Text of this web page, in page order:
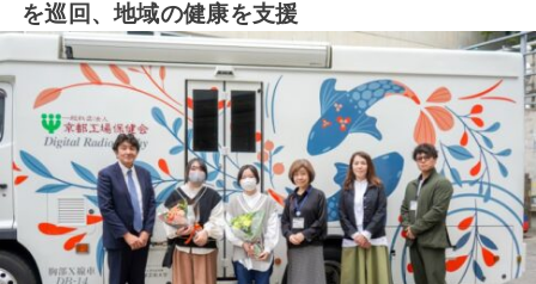
を巡回、地域の健康を支援